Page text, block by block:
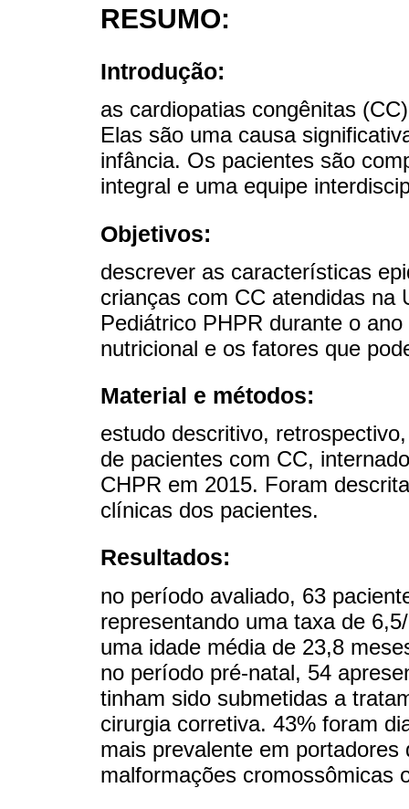
RESUMO:
Introdução:
as cardiopatias congênitas
Elas são uma causa
infância. Os pacientes são
integral e uma equipe
Objetivos:
descrever as características
crianças com CC atendidas na
Pediátrico PHPR durante o
nutricional e os fatores que
Material e métodos:
estudo descritivo,
de pacientes com CC,
CHPR em 2015. Foram
clínicas dos pacientes.
Resultados:
no período avaliado, 63
representando uma taxa de
uma idade média de 23,8
no período pré-natal, 54
tinham sido submetidas a
cirurgia corretiva. 43% foram
mais prevalente em
malformações cromossômicas